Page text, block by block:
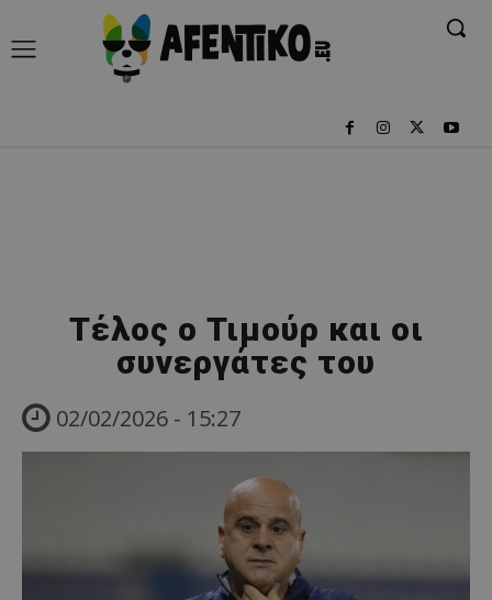
Τέλος ο Τιμούρ και οι
συνεργάτες του
02/02/2026 - 15:27